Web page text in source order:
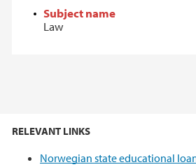
Subject name
Law
RELEVANT LINKS
Norwegian state educational